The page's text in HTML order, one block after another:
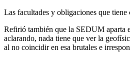
Las facultades y obligaciones que tiene
Refirió también que la SEDUM aparta
aclarando, nada tiene que ver la
al no coincidir en esa brutales e